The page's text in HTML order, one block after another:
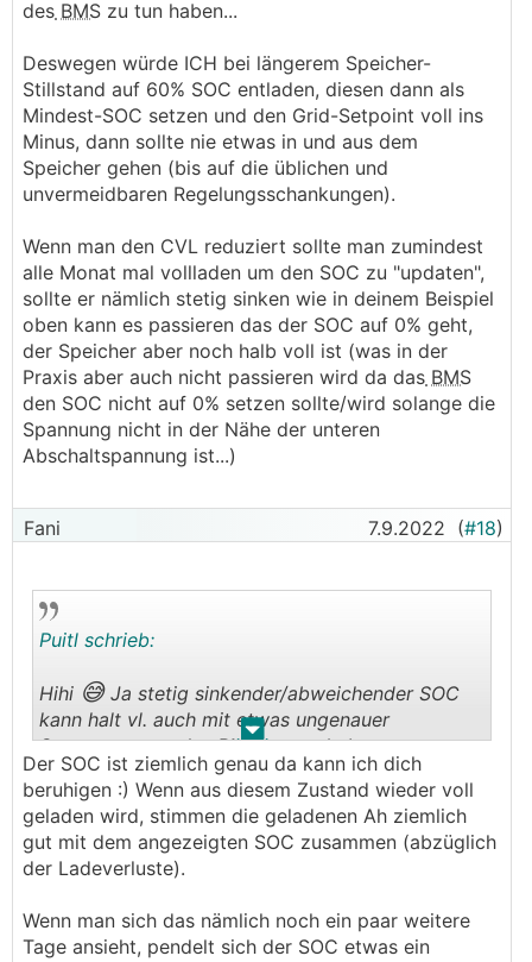
des BMS zu tun haben...
Deswegen würde ICH bei längerem Speicher-
Stillstand auf 60% SOC entladen, diesen dann als
Mindest-SOC setzen und den Grid-Setpoint voll ins
Minus, dann sollte nie etwas in und aus dem
Speicher gehen (bis auf die üblichen und
unvermeidbaren Regelungsschankungen).
Wenn man den CVL reduziert sollte man zumindest
alle Monat mal vollladen um den SOC zu "updaten",
sollte er nämlich stetig sinken wie in deinem Beispiel
oben kann es passieren das der SOC auf 0% geht,
der Speicher aber noch halb voll ist (was in der
Praxis aber auch nicht passieren wird da das BMS
den SOC nicht auf 0% setzen sollte/wird solange die
Spannung nicht in der Nähe der unteren
Abschaltspannung ist...)
Fani 7.9.2022 (#18)
. .
Puitl schrieb:
Hihi 😅Ja stetig sinkender/abweichender SOC
kann halt vl. auch mit etwas ungenauer
Strommessung desBMSzu tun haben...
Deswegen würde ICH bei längerem Speicher-
Stillstand auf 60% SOC entladen, diesen dann als
Mindest-SOC setzen und den Grid-Setpoint voll
ins Minus, dann sollte nie etwas in und aus dem
unvermeidbaren Regelungsschankungen).
Der SOC ist ziemlich genau da kann ich dich
beruhigen :) Wenn aus diesem Zustand wieder voll
geladen wird, stimmen die geladenen Ah ziemlich
gut mit dem angezeigten SOC zusammen (abzüglich
der Ladeverluste).
Wenn man sich das nämlich noch ein paar weitere
Tage ansieht, pendelt sich der SOC etwas ein